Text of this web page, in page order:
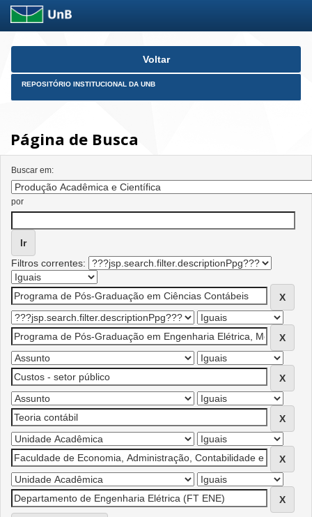
Skip
Voltar
REPOSITÓRIO INSTITUCIONAL DA UNB
Página de Busca
Buscar em:
por
Filtros correntes: